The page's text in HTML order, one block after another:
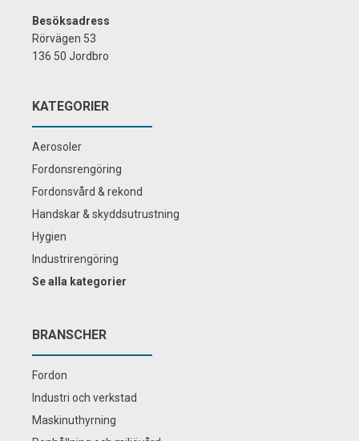
Besöksadress
Rörvägen 53
136 50 Jordbro
KATEGORIER
Aerosoler
Fordonsrengöring
Fordonsvård & rekond
Handskar & skyddsutrustning
Hygien
Industrirengöring
Se alla kategorier
BRANSCHER
Fordon
Industri och verkstad
Maskinuthyrning